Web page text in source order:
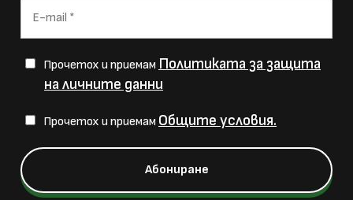
Прочетох и приемам Политиката за защита
на личните данни
Прочетох и приемам Общите условия.